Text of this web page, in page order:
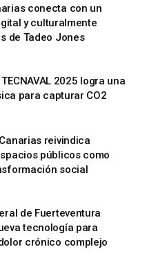
conecta con un
y culturalmente
de Tadeo Jones
2025 logra una
para capturar CO2
reivindica
públicos como
social
de Fuerteventura
tecnología para
crónico complejo